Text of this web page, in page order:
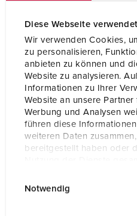
Diese Webseite
Wir verwenden Cookies,
zu personalisieren,
anbieten zu können und
Website zu analysieren.
Informationen zu Ihrer
Website an unsere
Werbung und Analysen
führen diese
weiteren Daten
bereitgestellt haben oder
Notwendig
Kontakt
Sie haben Fragen zu unseren
Gerne sind wir für Sie da –
um uns Fragen zu
Angeboten zu stellen. Und
Ort“ können Sie die richtige
finden!